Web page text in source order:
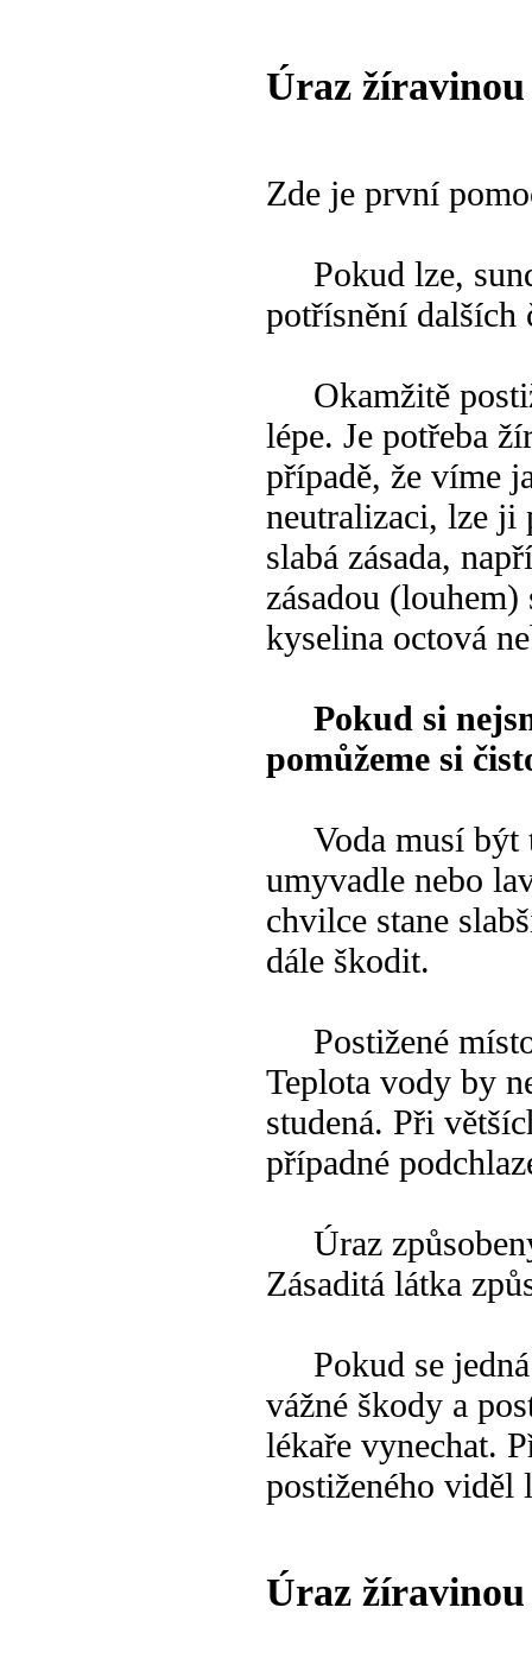
Úraz
Zde je první
Pokud lze,
potřísnění dalších
Okamžitě
lépe. Je potřeba
případě, že víme
neutralizaci, lze ji
slabá zásada,
zásadou
kyselina octová
Pokud si
pomůžeme si
Voda musí být
umyvadle nebo
chvilce stane
dále škodit.
Postižené
Teplota vody by
studená. Při
případné
Úraz
Zásaditá látka
Pokud se jedná
vážné škody a
lékaře vynechat.
postiženého viděl
Úraz žíravinou